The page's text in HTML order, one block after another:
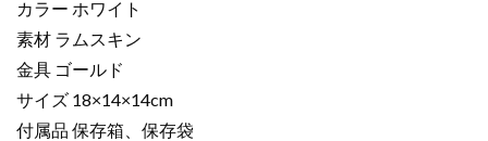
カラー ホワイト
素材 ラムスキン
金具 ゴールド
サイズ 18×14×14cm
付属品 保存箱、保存袋